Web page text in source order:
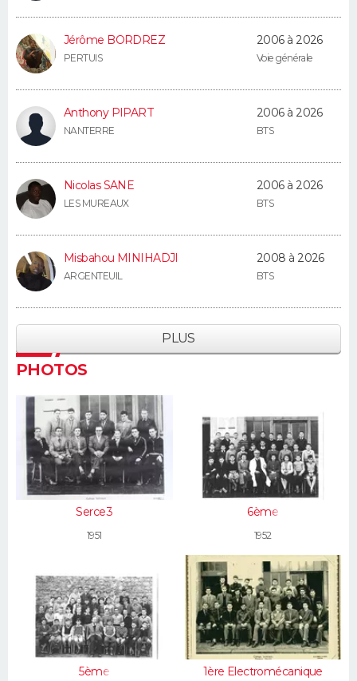
Jérôme BORDREZ
PERTUIS
2006 à 2026
Voie générale
Anthony PIPART
NANTERRE
2006 à 2026
BTS
Nicolas SANE
LES MUREAUX
2006 à 2026
BTS
Misbahou MINIHADJI
ARGENTEUIL
2008 à 2026
BTS
PLUS
PHOTOS
Serce3
1951
6ème
1952
5ème 1ère Electromécanique